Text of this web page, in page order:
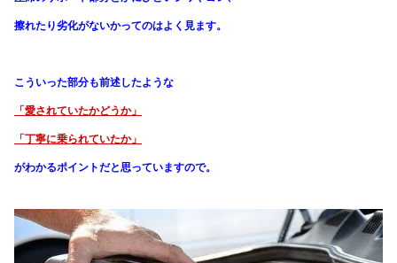
擦れたり劣化がないかってのはよく見ます。
こういった部分も前述したような
「愛されていたかどうか」
「丁寧に乗られていたか」
がわかるポイントだと思っていますので。